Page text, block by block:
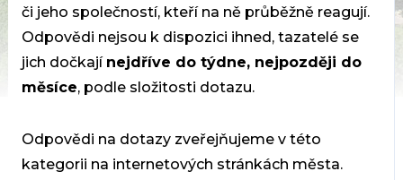
či jeho společností, kteří na ně průběžně reagují.
Odpovědi nejsou k dispozici ihned, tazatelé se
jich dočkají nejdříve do týdne, nejpozději do
měsíce, podle složitosti dotazu.
Odpovědi na dotazy zveřejňujeme v této
kategorii na internetových stránkách města.